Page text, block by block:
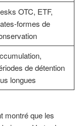
OTC, ETF,
formes de
de détention
longues
montré que les